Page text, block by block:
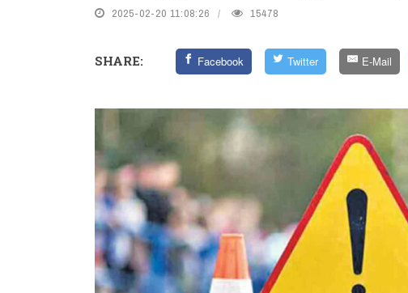
2025-02-20 11:08:26 15478
SHARE: Facebook Twitter E-Mail